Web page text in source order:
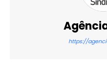
https://